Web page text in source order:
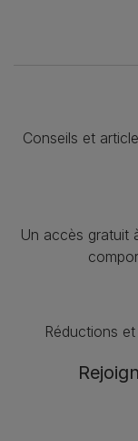
Conseils et
Un accès gratuit
Réductions